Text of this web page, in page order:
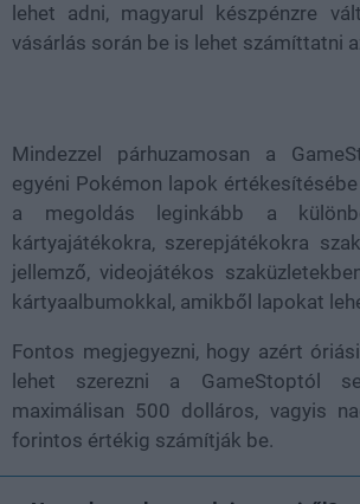
lehet adni, magyarul készpénzre
vásárlás során be is lehet számíttatni
Mindezzel párhuzamosan a
egyéni Pokémon lapok
a megoldás leginkább a
kártyajátékokra, szerepjátékokra
jellemző, videojátékos
kártyaalbumokkal, amikből lapokat
Fontos megjegyezni, hogy azért
lehet szerezni a GameStoptól
maximálisan 500 dolláros, vagyis
forintos értékig számítják be.